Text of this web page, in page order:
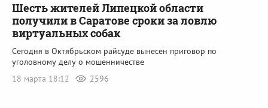
Шесть жителей Липецкой области
получили в Саратове сроки за ловлю
виртуальных собак
Сегодня в Октябрьском райсуде вынесен приговор по
уголовному делу о мошенничестве
18 марта 18:12
2596